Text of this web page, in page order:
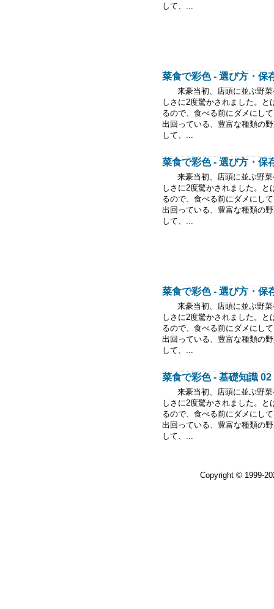
して、...
菜食で彩色 - 選び方・保
来豪当初、店頭に並ぶ野菜
しさに2度驚かされました。
るので、食べる前にダメにし
出回っている、豊富な種類の
して、...
菜食で彩色 - 選び方・保
来豪当初、店頭に並ぶ野菜
しさに2度驚かされました。
るので、食べる前にダメにし
出回っている、豊富な種類の
して、...
菜食で彩色 - 選び方・保
来豪当初、店頭に並ぶ野菜
しさに2度驚かされました。
るので、食べる前にダメにし
出回っている、豊富な種類の
して、...
菜食で彩色 - 基礎知識 02
来豪当初、店頭に並ぶ野菜
しさに2度驚かされました。
るので、食べる前にダメにし
出回っている、豊富な種類の
して、...
Copyright © 1999-